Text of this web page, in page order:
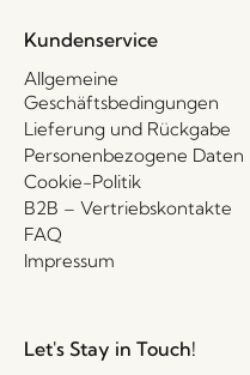
Kundenservice
Allgemeine
Geschäftsbedingungen
Lieferung und Rückgabe
Personenbezogene Daten
Cookie-Politik
B2B – Vertriebskontakte
FAQ
Impressum
Let's Stay in Touch!